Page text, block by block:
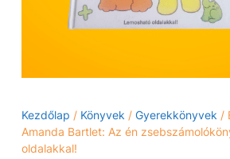
Kezdőlap / Könyvek / Gyerekkönyvek /
Amanda Bartlet: Az én
oldalakkal!